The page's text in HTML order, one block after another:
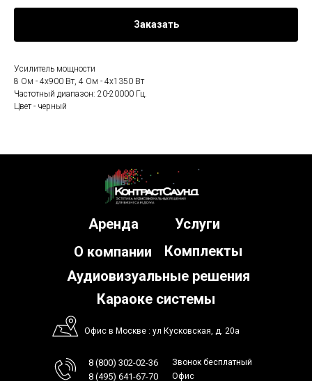
Заказать
Усилитель мощности
8 Ом - 4х900 Вт, 4 Ом - 4х1350 Вт
Частотный диапазон: 20-20000 Гц.
Цвет - черный
Комплекты
Услуги
Аудиовизуальные решения
Офис в Москве : ул Кусковская, д. 20а
8 (800) 302-02-36 Звонок бесплатный
8 (495) 641-67-70 Офис
О компании
Аренда
Караоке системы